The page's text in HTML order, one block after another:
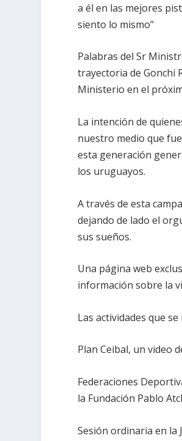
a él en las mejores
siento lo mismo”
Palabras del Sr
trayectoria de Gonchi
Ministerio en el
La intención de
nuestro medio que
esta generación
los uruguayos.
A través de esta
dejando de lado el
sus sueños.
Una página web
información sobre la
Las actividades que
Plan Ceibal, un video
Federaciones
la Fundación Pablo
Sesión ordinaria en la